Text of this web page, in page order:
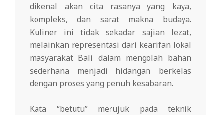
dikenal akan cita rasanya yang kaya,
kompleks, dan sarat makna budaya.
Kuliner ini tidak sekadar sajian lezat,
melainkan representasi dari kearifan lokal
masyarakat Bali dalam mengolah bahan
sederhana menjadi hidangan berkelas
dengan proses yang penuh kesabaran.
Kata “betutu” merujuk pada teknik